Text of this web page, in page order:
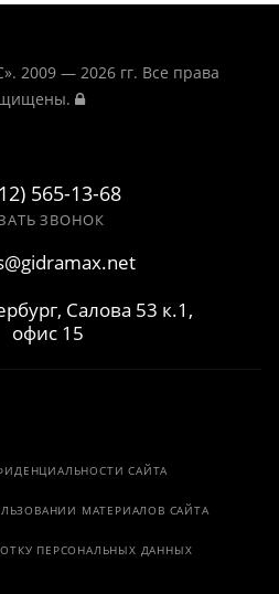
2009 — 2026 гг. Все права
565-13-68
ЗВОНОК
Салова 53 к.1,
офис 15
САЙТА
МАТЕРИАЛОВ САЙТА
ПЕРСОНАЛЬНЫХ ДАННЫХ